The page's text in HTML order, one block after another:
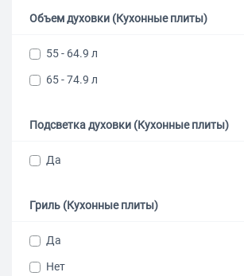
Объем духовки (Кухонные плиты)
55 - 64.9 л
65 - 74.9 л
Подсветка духовки (Кухонные плиты)
Да
Гриль (Кухонные плиты)
Да
Нет